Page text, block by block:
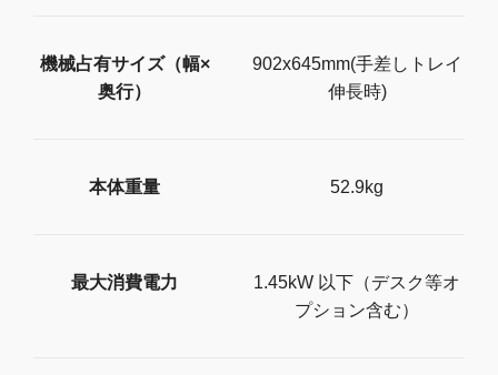
機械占有サイズ（幅×
奥行）
902x645mm(手差しトレイ
伸長時)
本体重量 52.9kg
最大消費電力
1.45kW 以下（デスク等オ
プション含む）